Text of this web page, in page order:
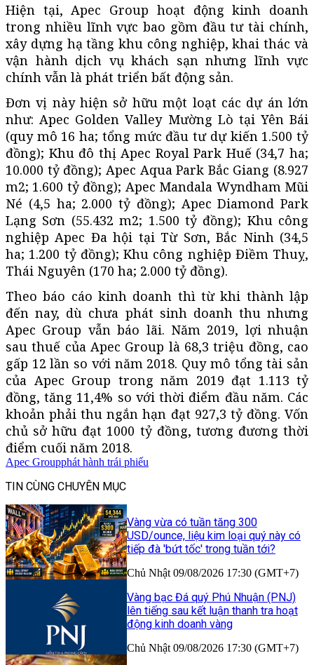
Hiện tại, Apec Group hoạt động kinh doanh
trong nhiều lĩnh vực bao gồm đầu tư tài chính,
xây dựng hạ tầng khu công nghiệp, khai thác và
vận hành dịch vụ khách sạn nhưng lĩnh vực
chính vẫn là phát triển bất động sản.
Đơn vị này hiện sở hữu một loạt các dự án lớn
như: Apec Golden Valley Mường Lò tại Yên Bái
(quy mô 16 ha; tổng mức đầu tư dự kiến 1.500 tỷ
đồng); Khu đô thị Apec Royal Park Huế (34,7 ha;
10.000 tỷ đồng); Apec Aqua Park Bắc Giang (8.927
m2; 1.600 tỷ đồng); Apec Mandala Wyndham Mũi
Né (4,5 ha; 2.000 tỷ đồng); Apec Diamond Park
Lạng Sơn (55.432 m2; 1.500 tỷ đồng); Khu công
nghiệp Apec Đa hội tại Từ Sơn, Bắc Ninh (34,5
ha; 1.200 tỷ đồng); Khu công nghiệp Điềm Thuỵ,
Thái Nguyên (170 ha; 2.000 tỷ đồng).
Theo báo cáo kinh doanh thì từ khi thành lập
đến nay, dù chưa phát sinh doanh thu nhưng
Apec Group vẫn báo lãi. Năm 2019, lợi nhuận
sau thuế của Apec Group là 68,3 triệu đồng, cao
gấp 12 lần so với năm 2018. Quy mô tổng tài sản
của Apec Group trong năm 2019 đạt 1.113 tỷ
đồng, tăng 11,4% so với thời điểm đầu năm. Các
khoản phải thu ngắn hạn đạt 927,3 tỷ đồng. Vốn
chủ sở hữu đạt 1000 tỷ đồng, tương đương thời
điểm cuối năm 2018.
Apec Groupphát hành trái phiếu
TIN CÙNG CHUYÊN MỤC
Vàng vừa có tuần tăng 300
USD/ounce, liệu kim loại quý này có
tiếp đà 'bứt tốc' trong tuần tới?
Chủ Nhật 09/08/2026 17:30 (GMT+7)
Vàng bạc Đá quý Phú Nhuận (PNJ)
lên tiếng sau kết luận thanh tra hoạt
động kinh doanh vàng
Chủ Nhật 09/08/2026 17:30 (GMT+7)